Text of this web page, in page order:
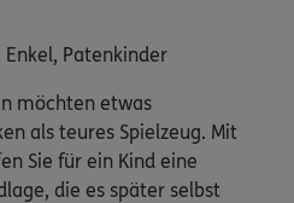
Patenkinder
möchten etwas
als teures Spielzeug. Mit
Sie für ein Kind eine
die es später selbst